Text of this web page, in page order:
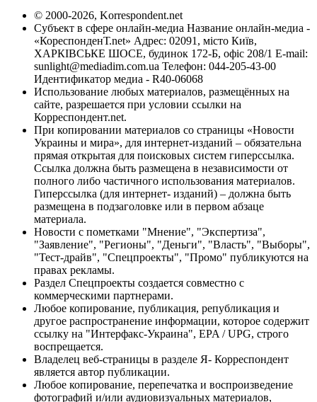
© 2000-2026, Korrespondent.net
Субъект в сфере онлайн-медиа Название онлайн-медиа -
«КореспонденТ.net» Адрес: 02091, місто Київ,
ХАРКІВСЬКЕ ШОСЕ, будинок 172-Б, офіс 208/1 E-mail:
sunlight@mediadim.com.ua Телефон: 044-205-43-00
Идентификатор медиа - R40-06068
Использование любых материалов, размещённых на
сайте, разрешается при условии ссылки на
Корреспондент.net.
При копировании материалов со страницы «Новости
Украины и мира», для интернет-изданий – обязательна
прямая открытая для поисковых систем гиперссылка.
Ссылка должна быть размещена в независимости от
полного либо частичного использования материалов.
Гиперссылка (для интернет- изданий) – должна быть
размещена в подзаголовке или в первом абзаце
материала.
Новости с пометками "Мнение", "Экспертиза",
"Заявление", "Регионы", "Деньги", "Власть", "Выборы",
"Тест-драйв", "Спецпроекты", "Промо" публикуются на
правах рекламы.
Раздел Спецпроекты создается совместно с
коммерческими партнерами.
Любое копирование, публикация, републикация и
другое распространение информации, которое содержит
ссылку на "Интерфакс-Украина", EPA / UPG, строго
воспрещается.
Владелец веб-страницы в разделе Я- Корреспондент
является автор публикации.
Любое копирование, перепечатка и воспроизведение
фотографий и/или аудиовизуальных материалов,